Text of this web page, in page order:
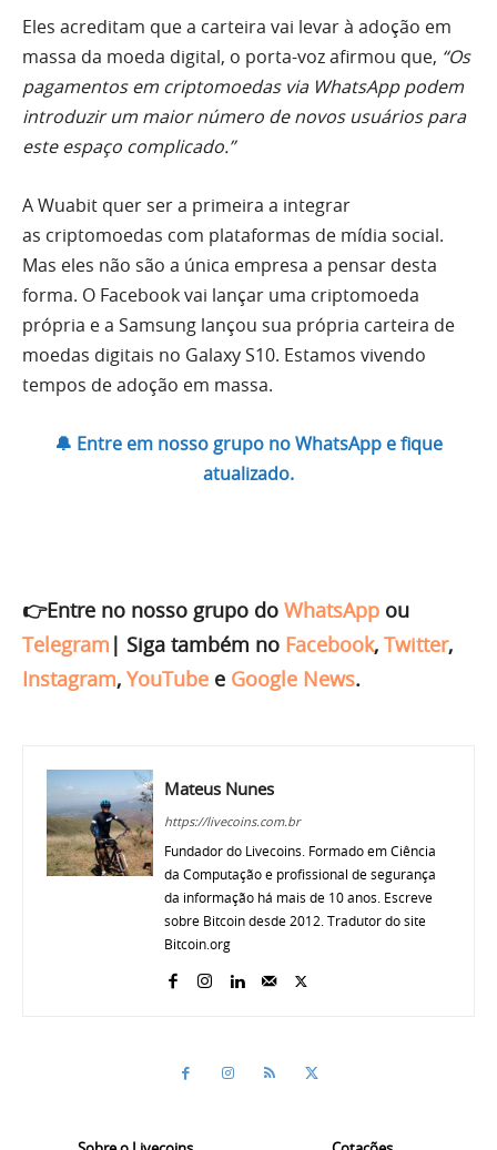
Eles acreditam que a carteira vai levar à adoção em
massa da moeda digital, o porta-voz afirmou que, “Os
pagamentos em criptomoedas via WhatsApp podem
introduzir um maior número de novos usuários para
este espaço complicado.”
A Wuabit quer ser a primeira a integrar
as criptomoedas com plataformas de mídia social.
Mas eles não são a única empresa a pensar desta
forma. O Facebookvai lançar uma criptomoeda
própria e a Samsung lançou sua própria carteira de
moedas digitais no Galaxy S10. Estamos vivendo
tempos de adoção em massa.
🔔 Entre em nosso grupo no WhatsApp e fique
atualizado.
👉Entre no nosso grupo do WhatsApp ou
Telegram | Siga também no Facebook, Twitter,
Instagram, YouTube e Google News.
Mateus Nunes
https://livecoins.com.br
Fundador do Livecoins. Formado em Ciência
da Computação e profissional de segurança
da informação há mais de 10 anos. Escreve
sobre Bitcoin desde 2012. Tradutor do site
Bitcoin.org